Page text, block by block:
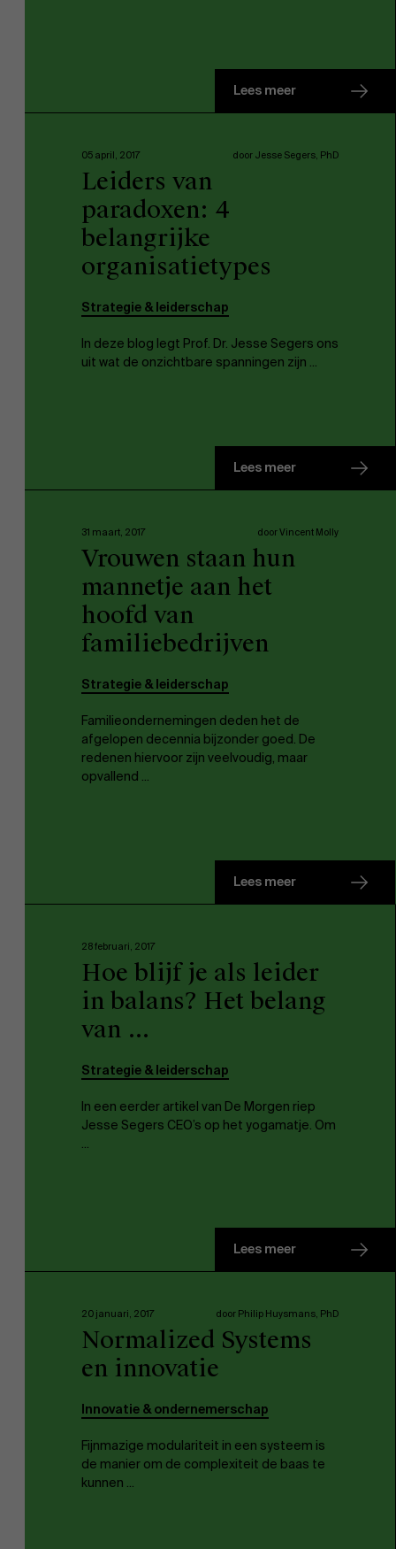
Over Antwerp Management School
Lees meer
05 april, 2017 door Jesse Segers, PhD
Leiders van
paradoxen: 4
belangrijke
organisatietypes
Strategie & leiderschap
In deze blog legt Prof. Dr. Jesse Segers ons
uit wat de onzichtbare spanningen zijn ...
Lees meer
31 maart, 2017 door Vincent Molly
Vrouwen staan hun
mannetje aan het
hoofd van
familiebedrijven
Strategie & leiderschap
Familieondernemingen deden het de
afgelopen decennia bijzonder goed. De
redenen hiervoor zijn veelvoudig, maar
opvallend ...
Lees meer
28 februari, 2017
Hoe blijf je als leider
in balans? Het belang
van ...
Strategie & leiderschap
In een eerder artikel van De Morgen riep
Jesse Segers CEO’s op het yogamatje. Om
...
Lees meer
20 januari, 2017 door Philip Huysmans, PhD
Normalized Systems
en innovatie
Innovatie & ondernemerschap
Fijnmazige modulariteit in een systeem is
de manier om de complexiteit de baas te
kunnen ...